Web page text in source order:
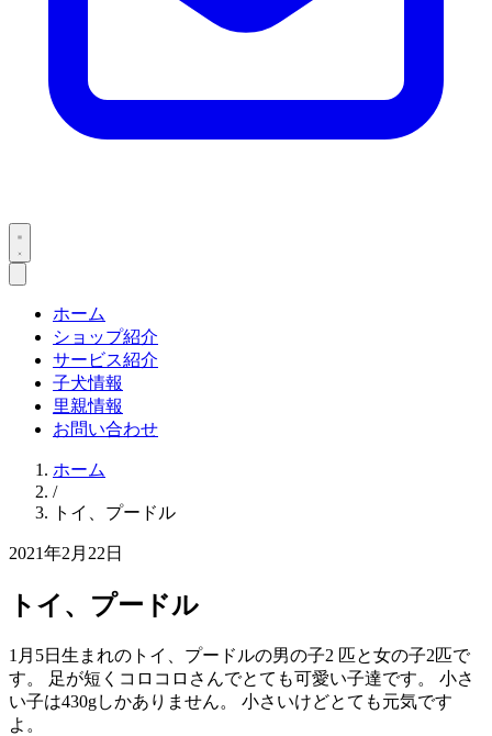
ホーム
ショップ紹介
サービス紹介
子犬情報
里親情報
お問い合わせ
ホーム
/
トイ、プードル
2021年2月22日
トイ、プードル
1月5日生まれのトイ、プードルの男の子2 匹と女の子2匹で
す。 足が短くコロコロさんでとても可愛い子達です。 小さ
い子は430gしかありません。 小さいけどとても元気です
よ。